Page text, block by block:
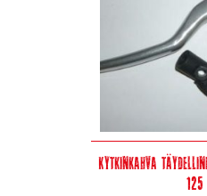
Kytkinkahva